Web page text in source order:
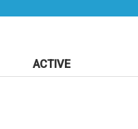
ACTIVE